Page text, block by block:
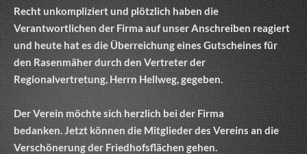
Recht unkompliziert und plötzlich haben die
Verantwortlichen der Firma auf unser Anschreiben reagiert
und heute hat es die Überreichung eines Gutscheines für
den Rasenmäher durch den Vertreter der
Regionalvertretung, Herrn Hellweg, gegeben.
Der Verein möchte sich herzlich bei der Firma
bedanken. Jetzt können die Mitglieder des Vereins an die
Verschönerung der Friedhofsflächen gehen.